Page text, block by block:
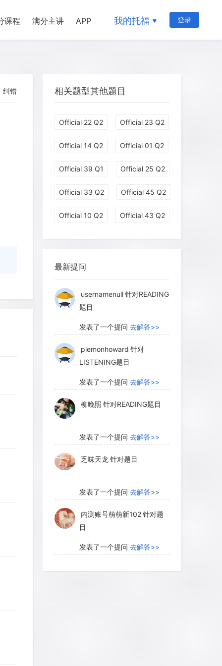
课程 满分主讲 APP 我的托福 登录
纠错 相关题型其他题目
Official 22 Q2 Official 23 Q2
Official 14 Q2 Official 01 Q2
Official 39 Q1 Official 25 Q2
Official 33 Q2 Official 45 Q2
Official 10 Q2 Official 43 Q2
最新提问
发表了一个提问 去解答>>
柳晚照针对READING题目
发表了一个提问
usernamenull针对READING
题目
发表了一个提问 去解答>>
plemonhoward 针对
LISTENING题目
发表了一个提问 去解答>>
柳晚照 针对READING题目
发表了一个提问 去解答>>
乏味天龙 针对题目
发表了一个提问 去解答>>
内测账号萌萌新102针对题
目
发表了一个提问 去解答>>
珍珠爱美丽kk999针对题目